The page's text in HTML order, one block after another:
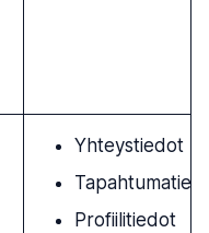
Yhteystiedot
Profiilitiedot